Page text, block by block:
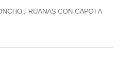
RUANAS CON CAPOTA